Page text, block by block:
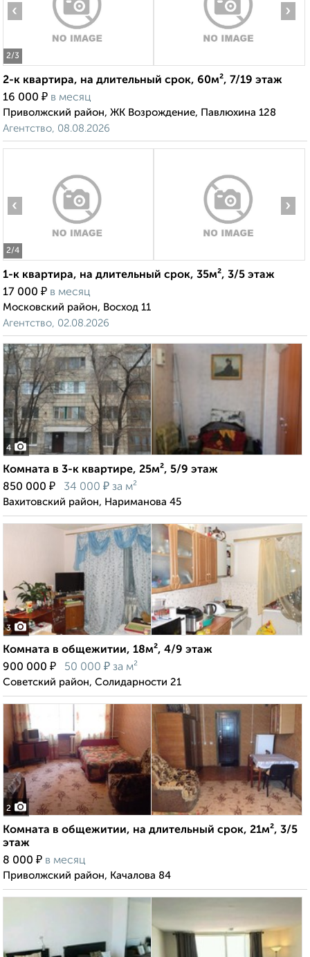
2/3
‹ ›
2-к квартира, на длительный срок, 60м², 7/19 этаж
16 000 ₽ в месяц
Приволжский район, ЖК Возрождение, Павлюхина 128
Агентство, 08.08.2026
2/4
‹ ›
1-к квартира, на длительный срок, 35м², 3/5 этаж
17 000 ₽ в месяц
Московский район, Восход 11
Агентство, 02.08.2026
4
Комната в 3-к квартире, 25м², 5/9 этаж
850 000 ₽ 34 000 ₽ за м²
Вахитовский район, Нариманова 45
3
Комната в общежитии, 18м², 4/9 этаж
900 000 ₽ 50 000 ₽ за м²
Советский район, Солидарности 21
2
Комната в общежитии, на длительный срок, 21м², 3/5
этаж
8 000 ₽ в месяц
Приволжский район, Качалова 84